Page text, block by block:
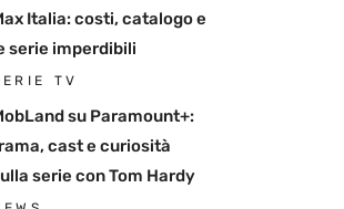
Italia: costi, catalogo e
serie imperdibili
TV
su Paramount+:
cast e curiosità
serie con Tom Hardy